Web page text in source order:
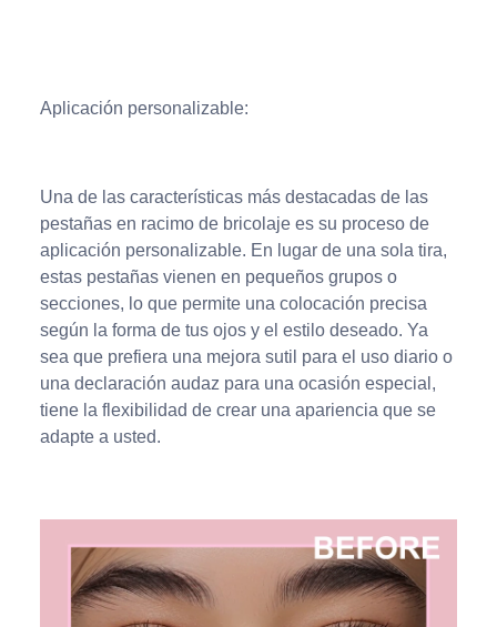
Aplicación personalizable:
Una de las características más destacadas de las
pestañas en racimo de bricolaje es su proceso de
aplicación personalizable. En lugar de una sola tira,
estas pestañas vienen en pequeños grupos o
secciones, lo que permite una colocación precisa
según la forma de tus ojos y el estilo deseado. Ya
sea que prefiera una mejora sutil para el uso diario o
una declaración audaz para una ocasión especial,
tiene la flexibilidad de crear una apariencia que se
adapte a usted.